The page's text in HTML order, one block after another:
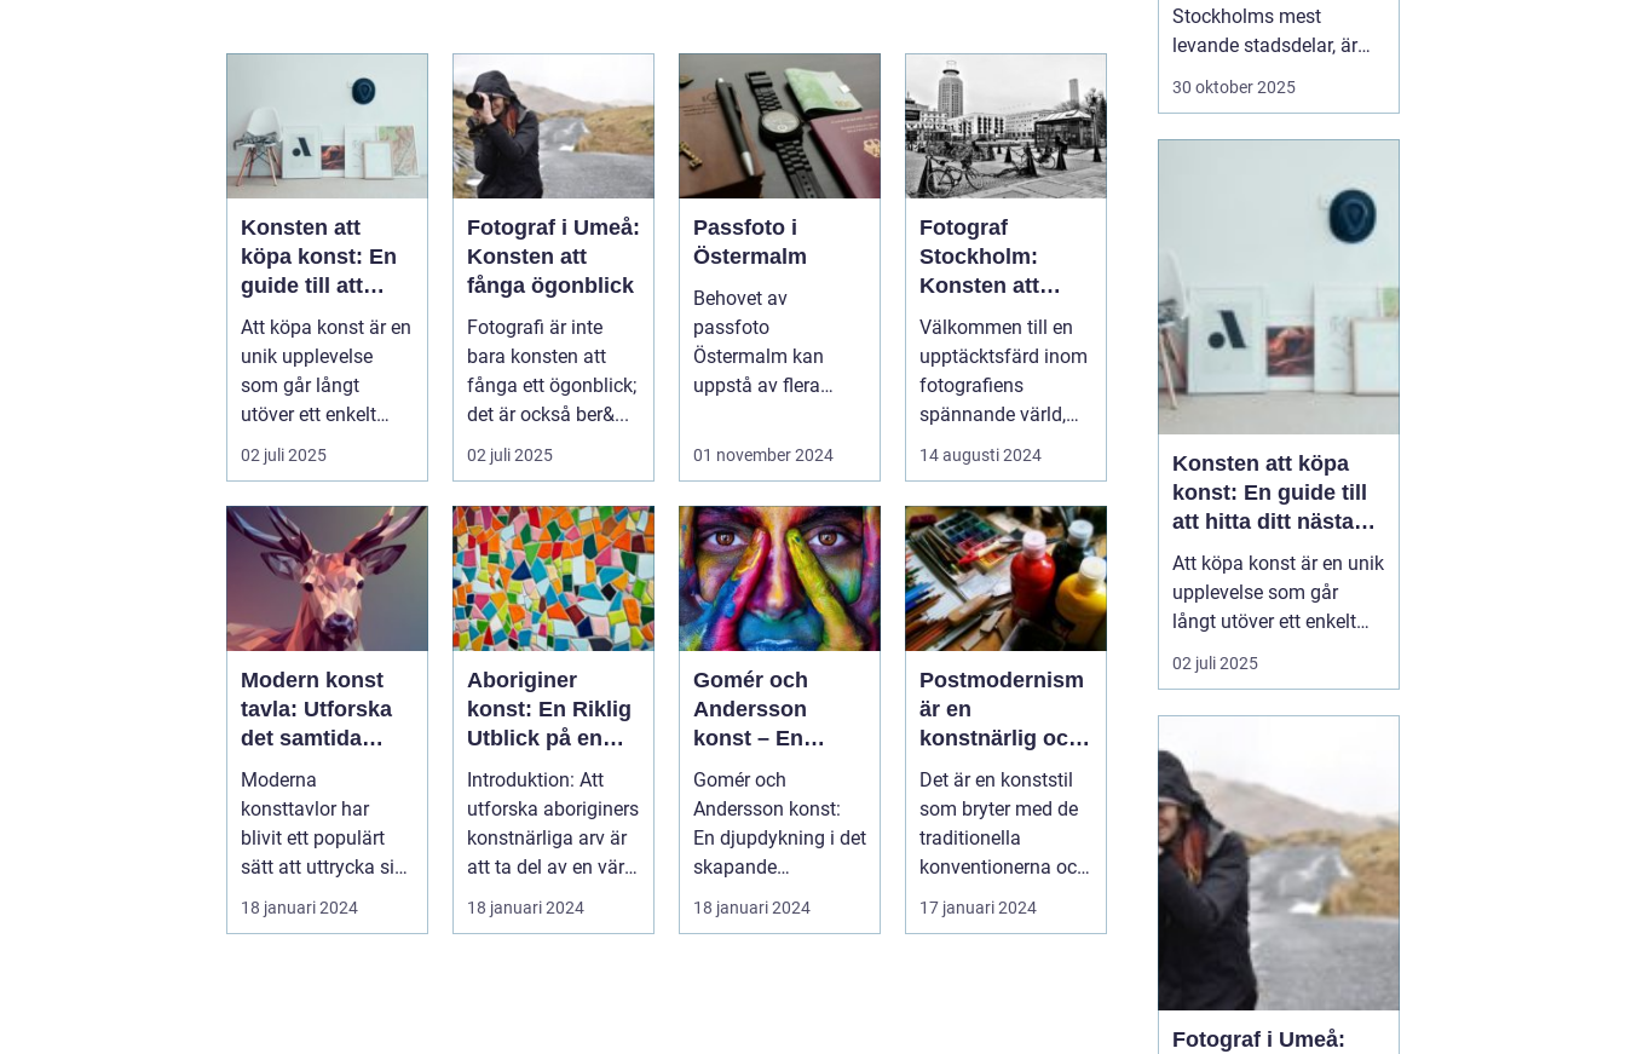
Konsten att
köpa konst: En
guide till att
hitta ditt nästa
mästerverk
Att köpa konst är en
unik upplevelse
som går långt
utöver ett enkelt
k&ou...
02 juli 2025
Fotograf i Umeå:
Konsten att
fånga ögonblick
Fotografi är inte
bara konsten att
fånga ett ögonblick;
det är också ber&...
02 juli 2025
Passfoto i
Östermalm
Behovet av
passfoto
Östermalm kan
uppstå av flera
sig det handlar om
01 november 2024
Fotograf
Stockholm:
Konsten att
fånga
ögonblicket
Välkommen till en
upptäcktsfärd inom
fotografiens
spännande värld,
14 augusti 2024
Modern konst
tavla: Utforska
det samtida
konstlandskapet
Moderna
konsttavlor har
blivit ett populärt
sätt att uttrycka sig
och skapa visuellt
engagerande kon...
18 januari 2024
Aboriginer
konst: En Riklig
Utblick på en
Kulturskatt
Introduktion: Att
utforska aboriginers
konstnärliga arv är
att ta del av en värld
full av rikedom oc...
18 januari 2024
Gomér och
Andersson
konst – En
fascinerande
utforskning av
det kreativa
samarbetet
Gomér och
Andersson konst:
En djupdykning i det
skapande
samarbetet En
övergripande,
18 januari 2024
Postmodernism
är en
konstnärlig och
kulturell rörelse
som började ta
form under
1960-talet och
växa i
popularitet
Det är en konststil
som bryter med de
traditionella
konventionerna och
utmanar den
etablerade
17 januari 2024
Stockholms mest
levande stadsdelar, är
det viktigt för många att
bara en identifikation;
det är en frihetens och
30 oktober 2025
Konsten att köpa
konst: En guide till
att hitta ditt nästa
mästerverk
Att köpa konst är en unik
upplevelse som går
långt utöver ett enkelt
köpbeslut. Det handlar
om att sätta en personlig
konstnärers arbete, och
inte minst om a...
02 juli 2025
Fotograf i Umeå: